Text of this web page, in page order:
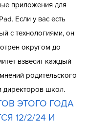
приложения для
Если у вас есть
с технологиями, он
округом до
взвесит каждый
родительского
директоров школ.
ЭТОГО ГОДА
12/2/24 И